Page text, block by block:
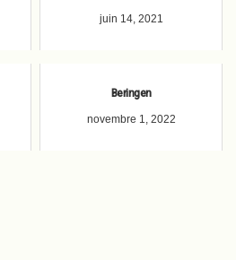
juin 14, 2021
Beringen
novembre 1, 2022